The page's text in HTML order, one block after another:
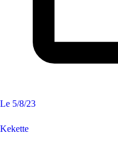
Le 5/8/23
Kekette